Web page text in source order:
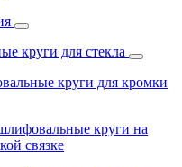
круги для стекла
круги для кромки
круги на
связке